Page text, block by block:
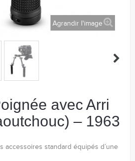
Agrandir l'image
avec Arri
– 1963
accessoires standard équipés d’une